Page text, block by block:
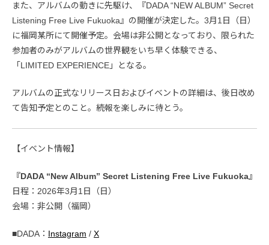
また、アルバムの動きに先駆け、『DADA “NEW ALBUM” Secret
Listening Free Live Fukuoka』の開催が決定した。3月1日（日）
に福岡某所にて開催予定。会場は非公開となっており、限られた
参加者のみがアルバムの世界観をいち早く体験できる、
「LIMITED EXPERIENCE」となる。
アルバムの正式なリリース日およびイベントの詳細は、後日改め
て告知予定とのこと。続報を楽しみに待とう。
【イベント情報】
『DADA “New Album” Secret Listening Free Live Fukuoka』
日程：2026年3月1日（日）
会場：非公開（福岡）
■DADA： Instagram / X